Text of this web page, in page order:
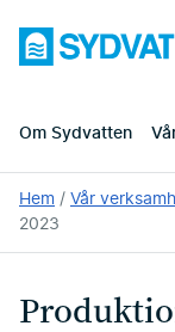
huvudinnehållet
Sydvatten
Om Sydvatten
Du
är
här:
Hem Vår
2023